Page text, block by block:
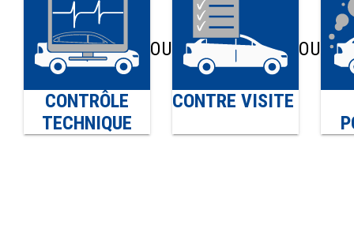
CONTRÔLE
TECHNIQUE
OU
CONTRE VISITE
OU